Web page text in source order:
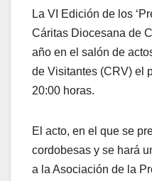
La VI Edición de los
Cáritas Diocesana de
año en el salón de
de Visitantes (CRV) el
20:00 horas.
El acto, en el que se
cordobesas y se hará
a la Asociación de la